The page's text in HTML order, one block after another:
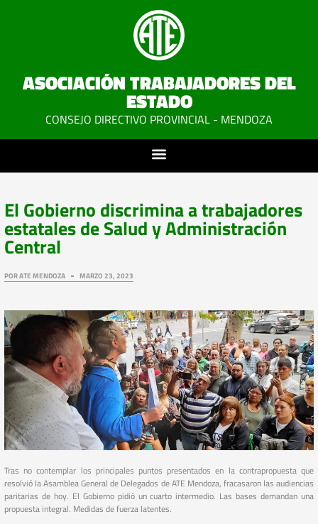
ASOCIACIÓN TRABAJADORES DEL
ESTADO
CONSEJO DIRECTIVO PROVINCIAL - MENDOZA
El Gobierno discrimina a trabajadores
estatales de Salud y Administración
Central
PORATE MENDOZA MARZO 23, 2023
Tras no contemplar los principales puntos presentados en la contrapropuesta que
resolvió la Asamblea General de Delegados de ATE Mendoza, fracasaron las audiencias
paritarias de hoy. El Gobierno pidió un cuarto intermedio. Las bases demandan una
propuesta integral. Medidas de fuerza latentes.